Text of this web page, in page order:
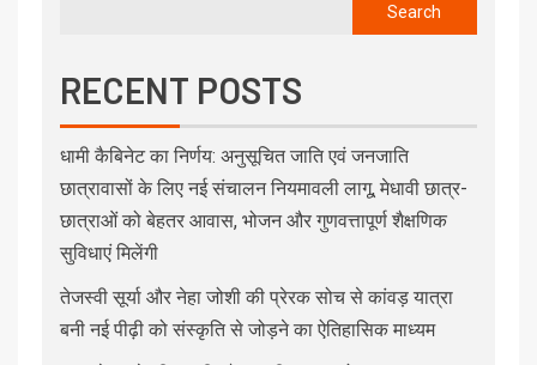
Search
RECENT POSTS
धामी कैबिनेट का निर्णय: अनुसूचित जाति एवं जनजाति
छात्रावासों के लिए नई संचालन नियमावली लागू, मेधावी छात्र-
छात्राओं को बेहतर आवास, भोजन और गुणवत्तापूर्ण शैक्षणिक
सुविधाएं मिलेंगी
तेजस्वी सूर्या और नेहा जोशी की प्रेरक सोच से कांवड़ यात्रा
बनी नई पीढ़ी को संस्कृति से जोड़ने का ऐतिहासिक माध्यम